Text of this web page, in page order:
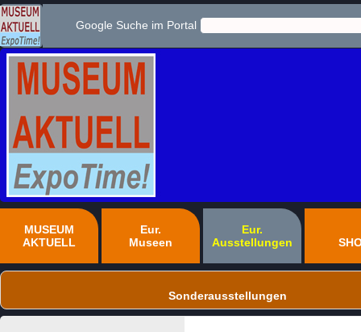
Google Suche im Portal
MUSEUM
AKTUELL
Eur.
Museen
Eur.
Ausstellungen
Sonderausstellungen